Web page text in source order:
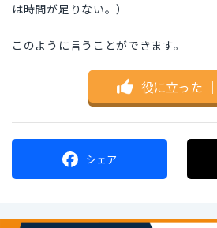
は時間が足りない。）
このように言うことができます。
役に立った ｜
シェア